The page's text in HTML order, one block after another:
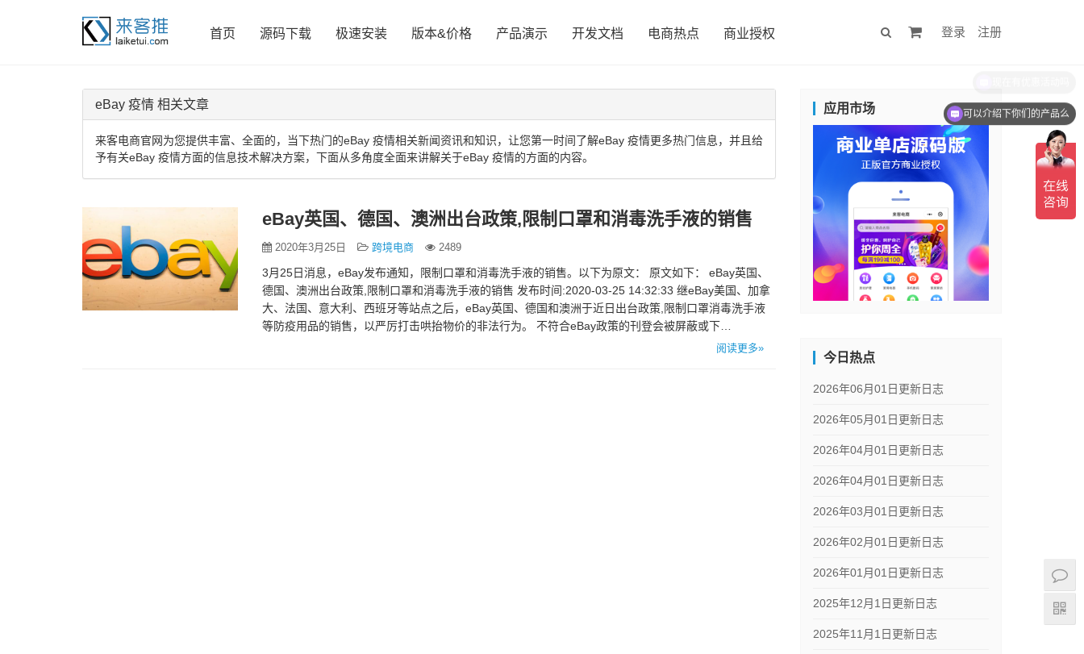
首页 源码下载 极速安装 版本&价格 产品演示 开发文档 电商热点 商业授权 登录 注册
eBay 疫情 相关文章
来客电商官网为您提供丰富、全面的，当下热门的eBay 疫情相关新闻资讯和知识，让您第一时间了解eBay 疫情更多热门信息，并且给
予有关eBay 疫情方面的信息技术解决方案，下面从多角度全面来讲解关于eBay 疫情的方面的内容。
eBay英国、德国、澳洲出台政策,限制口罩和消毒洗手液的销售
2020年3月25日 跨境电商 2489
3月25日消息，eBay发布通知，限制口罩和消毒洗手液的销售。以下为原文： 原文如下： eBay英国、
德国、澳洲出台政策,限制口罩和消毒洗手液的销售 发布时间:2020-03-25 14:32:33 继eBay美国、加拿
大、法国、意大利、西班牙等站点之后，eBay英国、德国和澳洲于近日出台政策,限制口罩消毒洗手液
等防疫用品的销售，以严厉打击哄抬物价的非法行为。 不符合eBay政策的刊登会被屏蔽或下…
阅读更多»
应用市场
今日热点
2026年06月01日更新日志
2026年05月01日更新日志
2026年04月01日更新日志
2026年04月01日更新日志
2026年03月01日更新日志
2026年02月01日更新日志
2026年01月01日更新日志
2025年12月1日更新日志
2025年11月1日更新日志
可以介绍下你们的产品么